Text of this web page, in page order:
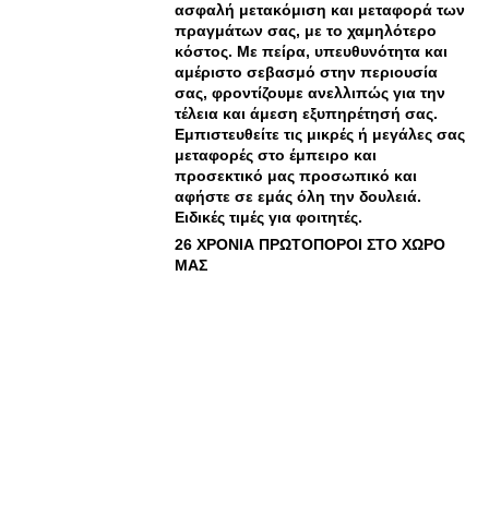
ασφαλή μετακόμιση και μεταφορά των
πραγμάτων σας, με το χαμηλότερο
κόστος. Με πείρα, υπευθυνότητα και
αμέριστο σεβασμό στην περιουσία
σας, φροντίζουμε ανελλιπώς για την
τέλεια και άμεση εξυπηρέτησή σας.
Εμπιστευθείτε τις μικρές ή μεγάλες σας
μεταφορές στο έμπειρο και
προσεκτικό μας προσωπικό και
αφήστε σε εμάς όλη την δουλειά.
Ειδικές τιμές για φοιτητές.
26 ΧΡΟΝΙΑ ΠΡΩΤΟΠΟΡΟΙ ΣΤΟ ΧΩΡΟ
ΜΑΣ